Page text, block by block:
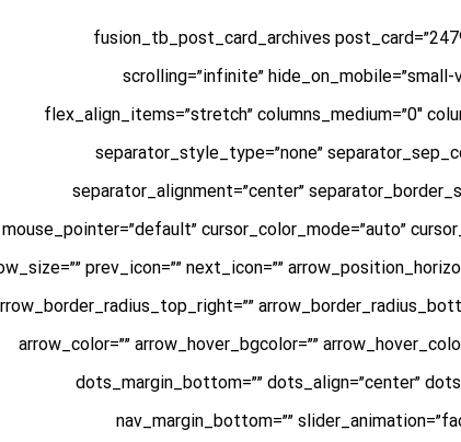
[fusion_tb_post_card_archives
scrolling=”infinite”
flex_align_items=”stretch” columns_medium=”0″
separator_style_type=”none”
separator_alignment=”center”
mouse_pointer=”default” cursor_color_mode=”auto”
prev_icon=”” next_icon=””
arrow_color=”” arrow_hover_bgcolor=””
dots_margin_bottom=”” dots_align=”center”
nav_margin_bottom=””